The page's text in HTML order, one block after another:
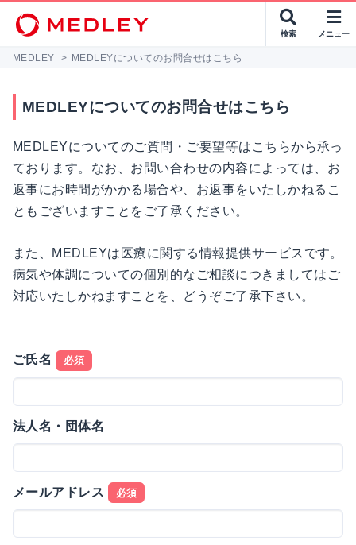
検索 メニュー
MEDLEY > MEDLEYについてのお問合せはこちら
MEDLEYについてのお問合せはこちら
MEDLEYについてのご質問・ご要望等はこちらから承っ
ております。なお、お問い合わせの内容によっては、お
返事にお時間がかかる場合や、お返事をいたしかねるこ
ともございますことをご了承ください。
また、MEDLEYは医療に関する情報提供サービスです。
病気や体調についての個別的なご相談につきましてはご
対応いたしかねますことを、どうぞご了承下さい。
ご氏名 必須
法人名・団体名
メールアドレス 必須